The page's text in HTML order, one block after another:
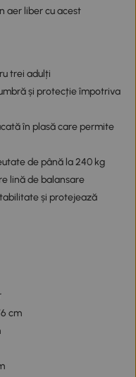
aer liber cu acest
trei adulți
și protecție împotriva
în plasă care permite
de până la 240 kg
lină de balansare
și protejează
cm